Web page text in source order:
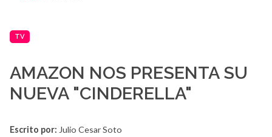
TV
AMAZON NOS PRESENTA SU
NUEVA "CINDERELLA"
Escrito por: Julio Cesar Soto